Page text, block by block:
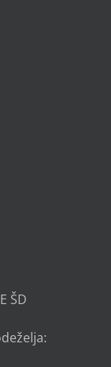
ŠD